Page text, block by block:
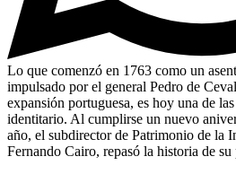
Lo que comenzó en 1763 como un
impulsado por el general Pedro de
expansión portuguesa, es hoy una de
identitario. Al cumplirse un nuevo
año, el subdirector de Patrimonio de la
Fernando Cairo, repasó la historia de